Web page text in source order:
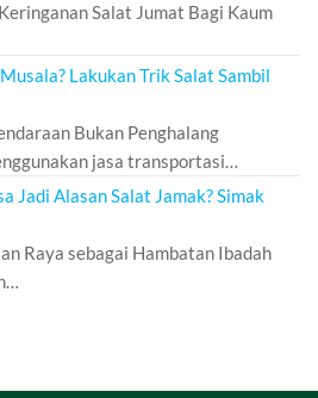
Salat Jumat Bagi Kaum
Lakukan Trik Salat Sambil
Bukan Penghalang
jasa transportasi…
Jadi Alasan Salat Jamak? Simak
Raya sebagai Hambatan Ibadah